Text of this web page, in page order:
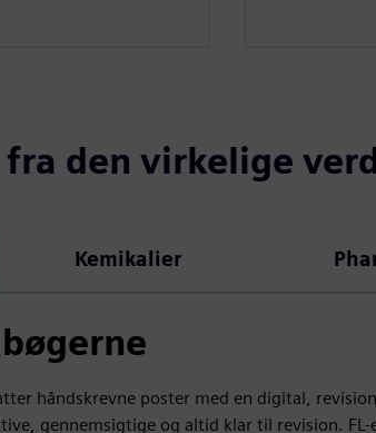
den virkelige
Kemikalier
håndskrevne poster med en digital,
gennemsigtige og altid klar til revision.